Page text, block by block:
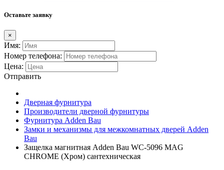
Оставьте заявку
×
Имя:
Номер телефона:
Цена:
Отправить
Дверная фурнитура
Производители дверной фурнитуры
Фурнитура Adden Bau
Замки и механизмы для межкомнатных дверей Adden
Bau
Защелка магнитная Adden Bau WC-5096 MAG
CHROME (Хром) сантехническая